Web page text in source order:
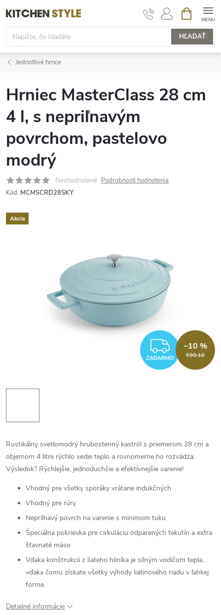
na
obsah
HĽADAŤ
KOŠÍK
Jednotlivé hrnce
Hrniec MasterClass 28 cm
4 l, s nepriľnavým
povrchom, pastelovo
modrý
Neohodnotené Podrobnosti hodnotenia
Kód: MCMSCRD28SKY
Akcia
ZADARMO €99,10
–10 %
Rustikálny svetlomodrý hrubostenný kastról s priemerom 28 cm a
objemom 4 litre rýchlo vedie teplo a rovnomerne ho rozvádza.
Výsledok? Rýchlejšie, jednoduchšie a efektívnejšie varenie!
Vhodný pre všetky sporáky vrátane indukčných
Vhodný pre rúry
Nepriľnavý povrch na varenie s minimom tuku
Špeciálna pokrievka pre cirkuláciu odparených tekutín a extra
šťavnaté mäso
Vďaka konštrukcii z liateho hliníka je silným vodičom tepla,
vďaka čomu získate všetky výhody liatinového riadu v ľahkej
forme.
Detailné informácie